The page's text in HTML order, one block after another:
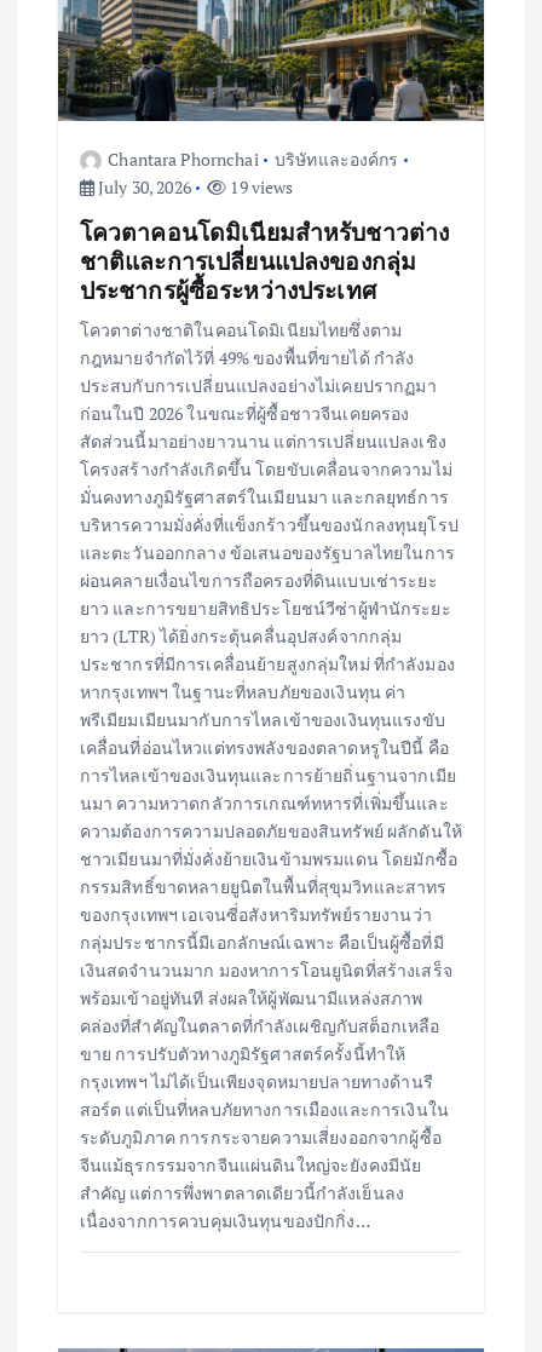
t
o
Chantara Phornchai
บริษัทและองค์กร
July 30, 2026
19 views
โควตาคอนโดมิเนียมสำหรับชาวต่าง
ชาติและการเปลี่ยนแปลงของกลุ่ม
ประชากรผู้ซื้อระหว่างประเทศ
โควตาต่างชาติในคอนโดมิเนียมไทยซึ่งตาม
กฎหมายจำกัดไว้ที่ 49% ของพื้นที่ขายได้ กำลัง
ประสบกับการเปลี่ยนแปลงอย่างไม่เคยปรากฏมา
ก่อนในปี 2026 ในขณะที่ผู้ซื้อชาวจีนเคยครอง
สัดส่วนนี้มาอย่างยาวนาน แต่การเปลี่ยนแปลงเชิง
โครงสร้างกำลังเกิดขึ้น โดยขับเคลื่อนจากความไม่
มั่นคงทางภูมิรัฐศาสตร์ในเมียนมา และกลยุทธ์การ
บริหารความมั่งคั่งที่แข็งกร้าวขึ้นของนักลงทุนยุโรป
และตะวันออกกลาง ข้อเสนอของรัฐบาลไทยในการ
ผ่อนคลายเงื่อนไขการถือครองที่ดินแบบเช่าระยะ
ยาว และการขยายสิทธิประโยชน์วีซ่าผู้พำนักระยะ
ยาว (LTR) ได้ยิ่งกระตุ้นคลื่นอุปสงค์จากกลุ่ม
ประชากรที่มีการเคลื่อนย้ายสูงกลุ่มใหม่ ที่กำลังมอง
หากรุงเทพฯ ในฐานะที่หลบภัยของเงินทุน ค่า
พรีเมียมเมียนมากับการไหลเข้าของเงินทุนแรงขับ
เคลื่อนที่อ่อนไหวแต่ทรงพลังของตลาดหรูในปีนี้ คือ
การไหลเข้าของเงินทุนและการย้ายถิ่นฐานจากเมีย
นมา ความหวาดกลัวการเกณฑ์ทหารที่เพิ่มขึ้นและ
ความต้องการความปลอดภัยของสินทรัพย์ ผลักดันให้
ชาวเมียนมาที่มั่งคั่งย้ายเงินข้ามพรมแดน โดยมักซื้อ
กรรมสิทธิ์ขาดหลายยูนิตในพื้นที่สุขุมวิทและสาทร
ของกรุงเทพฯ เอเจนซี่อสังหาริมทรัพย์รายงานว่า
กลุ่มประชากรนี้มีเอกลักษณ์เฉพาะ คือเป็นผู้ซื้อที่มี
เงินสดจำนวนมาก มองหาการโอนยูนิตที่สร้างเสร็จ
พร้อมเข้าอยู่ทันที ส่งผลให้ผู้พัฒนามีแหล่งสภาพ
คล่องที่สำคัญในตลาดที่กำลังเผชิญกับสต็อกเหลือ
ขาย การปรับตัวทางภูมิรัฐศาสตร์ครั้งนี้ทำให้
กรุงเทพฯ ไม่ได้เป็นเพียงจุดหมายปลายทางด้านรี
สอร์ต แต่เป็นที่หลบภัยทางการเมืองและการเงินใน
ระดับภูมิภาค การกระจายความเสี่ยงออกจากผู้ซื้อ
จีนแม้ธุรกรรมจากจีนแผ่นดินใหญ่จะยังคงมีนัย
สำคัญ แต่การพึ่งพาตลาดเดียวนี้กำลังเย็นลง
เนื่องจากการควบคุมเงินทุนของปักกิ่ง…